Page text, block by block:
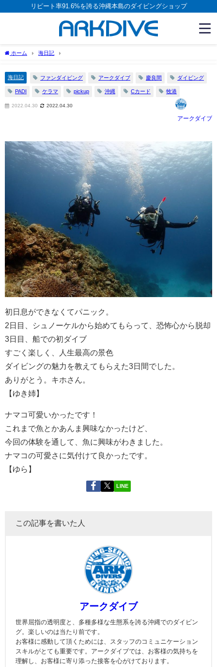
リピート率91.6%を誇る沖縄本島のダイビングショップ
ホーム 海日記
海日記 ファンダイビング アークダイブ 慶良間 ダイビング
PADI ケラマ pickup 沖縄 Cカード 牧港
2022.04.30 2022.04.30
アークダイブ
初日息ができなくてパニック。
2日目、シュノーケルから始めてもらって、恐怖心から脱却
3日目、船での初ダイブ
すごく楽しく、人生最高の景色
ダイビングの魅力を教えてもらえた3日間でした。
ありがとう。キホさん。
【ゆき姉】
ナマコ可愛いかったです！
これまで魚とかあんま興味なかったけど、
今回の体験を通して、魚に興味がわきました。
ナマコの可愛さに気付けて良かったです。
【ゆら】
LINE
この記事を書いた人
アークダイブ
世界屈指の透明度と、多種多様な生態系を誇る沖縄でのダイビン
グ。楽しいのは当たり前です。
お客様に感動して頂くためには、スタッフのコミュニケーション
スキルがとても重要です。アークダイブでは、お客様の気持ちを
理解し、お客様に寄り添った接客を心がけております。